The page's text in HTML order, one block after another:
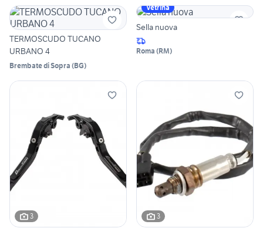
TERMOSCUDO TUCANO
URBANO 4
Brembate di Sopra (BG)
Vetrina
Sella nuova
Roma (RM)
3 3